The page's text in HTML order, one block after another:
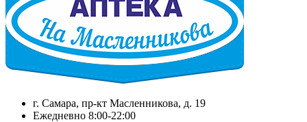
г. Самара, пр-кт Масленникова, д. 19
Ежедневно 8:00-22:00